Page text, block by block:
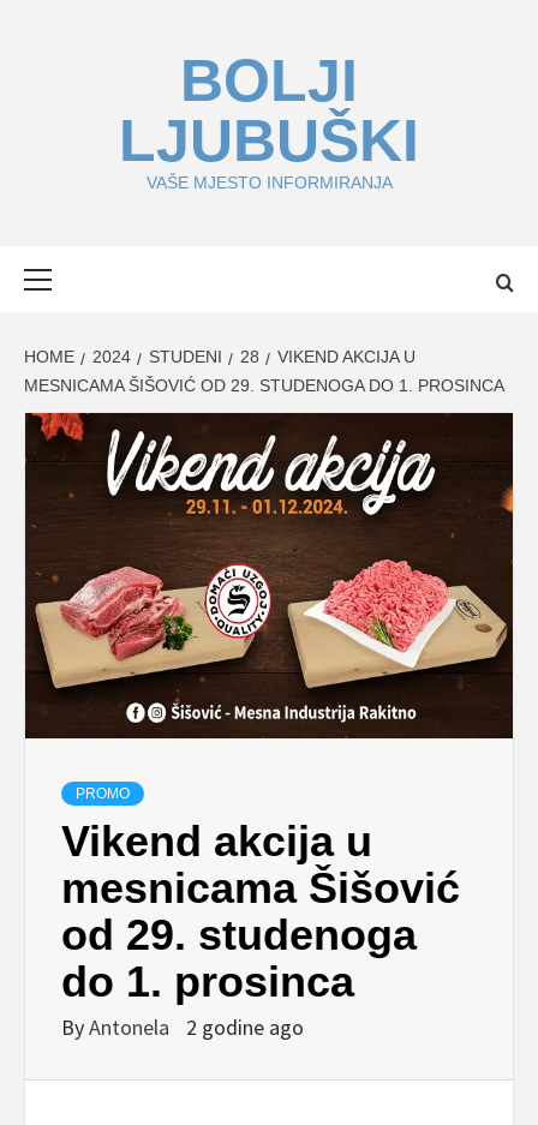
BOLJI
LJUBUŠKI
VAŠE MJESTO INFORMIRANJA
HOME 2024 STUDENI 28
VIKEND AKCIJA U
MESNICAMA ŠIŠOVIĆ OD 29. STUDENOGA DO 1. PROSINCA
PROMO
Vikend akcija u
mesnicama Šišović
od 29. studenoga
do 1. prosinca
ByAntonela 2 godine ago